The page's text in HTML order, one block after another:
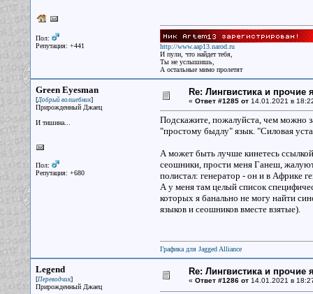
Пол:
Репутация: +441
http://www.aap13.narod.ru
И пули, что найдет тебя,
Ты не услышишь,
А остальные мимо пролетят
Green Eyesman
[Добрый волшебник]
Прирожденный Джаец
И тишина...
Пол:
Репутация: +680
Re: Лингвистика и прочие
« Ответ #1285 от14.01.2021 в
Подскажите, пожалуйста, чем можно
"простому быдлу" язык. "Силовая
А может быть лучше кинетесь
сеошники, прости меня Ганеш,
полистал: генератор - он и в Африке
А у меня там целый список
которых я банально не могу найти
языков и сеошников вместе взятые).
Графика для Jagged Alliance
Legend
[Переводчик]
Прирожденный Джаец
Re: Лингвистика и прочие
« Ответ #1286 от14.01.2021 в